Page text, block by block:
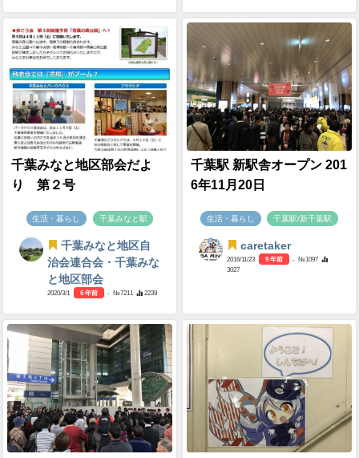
千葉みなと地区部会だよ
り 第２号
生活・暮らし 千葉みなと駅
千葉みなと地区自
治会連合会・千葉みな
と地区部会
2020/3/1 6 年前 - №7211 2239
千葉駅 新駅舎オープン 201
6年11月20日
生活・暮らし 千葉駅/新千葉駅
caretaker
2016/11/23 9 年前
- №1097
3027